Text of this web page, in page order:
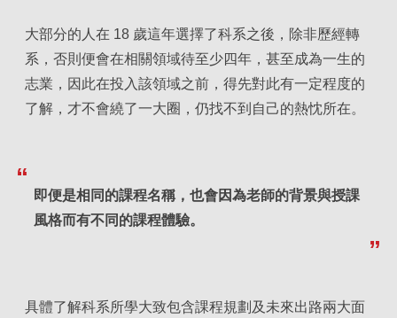
大部分的人在 18 歲這年選擇了科系之後，除非歷經轉
系，否則便會在相關領域待至少四年，甚至成為一生的
志業，因此在投入該領域之前，得先對此有一定程度的
了解，才不會繞了一大圈，仍找不到自己的熱忱所在。
即便是相同的課程名稱，也會因為老師的背景與授課
風格而有不同的課程體驗。
具體了解科系所學大致包含課程規劃及未來出路兩大面